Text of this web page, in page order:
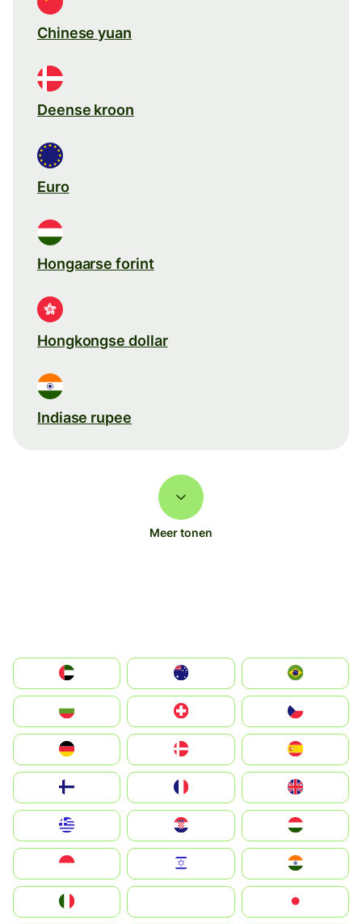
Chinese yuan
Deense kroon
Euro
Hongaarse forint
Hongkongse dollar
Indiase rupee
Meer tonen
الإمارات العربية المتحدة
Switzerland
Deutschland
United Kingdom
Magyarország